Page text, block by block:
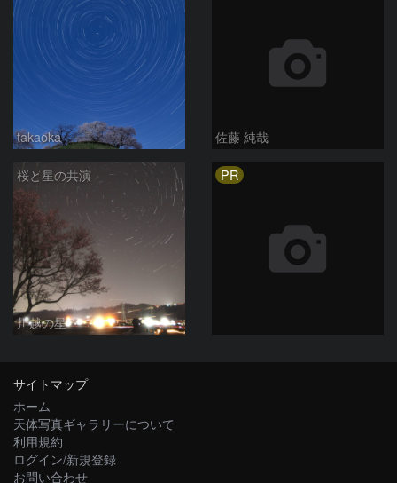
takaoka 佐藤 純哉
桜と星の共演
川越の星
PR
サイトマップ
ホーム
天体写真ギャラリーについて
利用規約
ログイン/新規登録
お問い合わせ